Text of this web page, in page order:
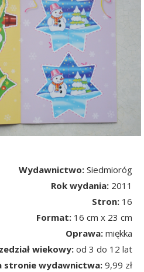
Wydawnictwo: Siedmioróg
Rok wydania: 2011
Stron: 16
Format: 16 cm x 23 cm
Oprawa: miękka
wiekowy: od 3 do 12 lat
stronie wydawnictwa: 9,99 zł